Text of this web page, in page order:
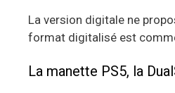
La version digitale ne
format digitalisé est
La manette PS5, la